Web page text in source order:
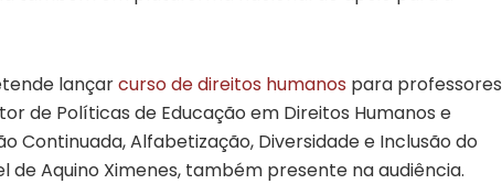
lançarcurso de direitos humanos para professores
de Políticas de Educação em Direitos Humanos e
Continuada, Alfabetização, Diversidade e Inclusão do
de Aquino Ximenes, também presente na audiência.